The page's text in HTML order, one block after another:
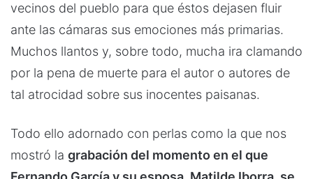
vecinos del pueblo para que éstos dejasen fluir
ante las cámaras sus emociones más primarias.
Muchos llantos y, sobre todo, mucha ira clamando
por la pena de muerte para el autor o autores de
tal atrocidad sobre sus inocentes paisanas.
Todo ello adornado con perlas como la que nos
mostró la grabación del momento en el que